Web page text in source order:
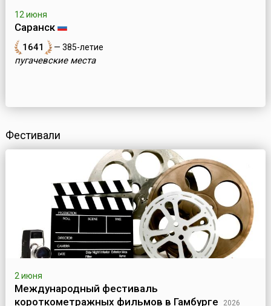
12 июня
Саранск
1641 — 385-летие
пугачевские места
Фестивали
2 июня
Международный фестиваль
короткометражных фильмов в Гамбурге
2026